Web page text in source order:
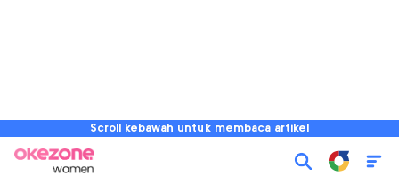
Scroll kebawah untuk membaca artikel